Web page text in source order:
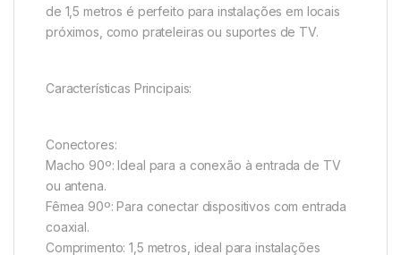
de 1,5 metros é perfeito para instalações em locais
próximos, como prateleiras ou suportes de TV.
Características Principais:
Conectores:
Macho 90º: Ideal para a conexão à entrada de TV
ou antena.
Fêmea 90º: Para conectar dispositivos com entrada
coaxial.
Comprimento: 1,5 metros, ideal para instalações